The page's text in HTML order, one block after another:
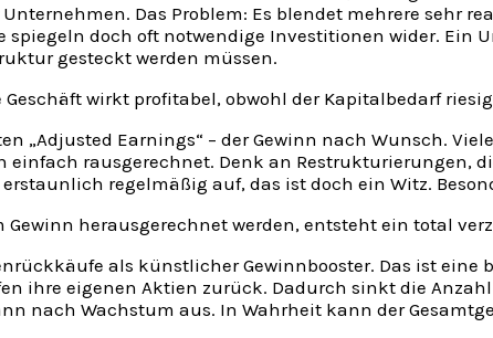
Das Problem: Es blendet mehrere sehr
spiegeln doch oft notwendige Investitionen wider. Ein
gesteckt werden müssen.
Geschäft wirkt profitabel, obwohl der Kapitalbedarf
„Adjusted Earnings“ – der Gewinn nach Wunsch.
rausgerechnet. Denk an Restrukturierungen,
regelmäßig auf, das ist doch ein Witz.
Gewinn herausgerechnet werden, entsteht ein total
als künstlicher Gewinnbooster. Das ist
ihre eigenen Aktien zurück. Dadurch sinkt die
nach Wachstum aus. In Wahrheit kann der